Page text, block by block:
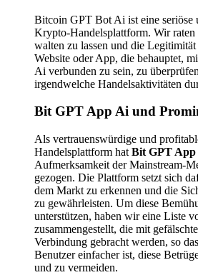
Bitcoin GPT Bot Ai ist eine seriöse
Krypto-Handelsplattform. Wir raten
walten zu lassen und die Legitimität
Website oder App, die behauptet,
Ai verbunden zu sein, zu
irgendwelche Handelsaktivitäten
Bit GPT App Ai und
Als vertrauenswürdige und
Handelsplattform hat Bit GPT App
Aufmerksamkeit der Mainstream-
gezogen. Die Plattform setzt sich
dem Markt zu erkennen und die
zu gewährleisten. Um diese
unterstützen, haben wir eine Liste
zusammengestellt, die mit
Verbindung gebracht werden, so
Benutzer einfacher ist, diese
und zu vermeiden.